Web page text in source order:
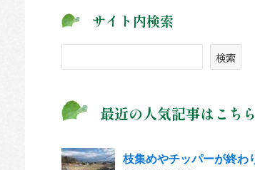
ブ
サイト内検索
索
検索
最近の人気記事はこちら